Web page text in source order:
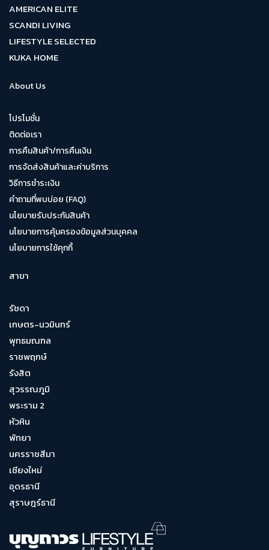
AMERICAN ELITE
SCANDI LIVING
LIFESTYLE SELECTED
KUKA HOME
About Us
โปรโมชั่น
ติดต่อเรา
การคืนสินค้า/การคืนเงิน
การจัดส่งสินค้าและค่าบริการ
วิธีการชำระเงิน
คำถามที่พบบ่อย (FAQ)
นโยบายรับประกันสินค้า
นโยบายการคุ้มครองข้อมูลส่วนบุคคล
นโยบายการใช้คุกกี้
สาขา
รัชดา
เกษตร-นวมินทร์
พุทธมณฑล
ราชพฤกษ์
รังสิต
สุวรรณภูมิ
พระราม 2
หัวหิน
พัทยา
นครราชสีมา
เชียงใหม่
อุดรธานี
สุราษฎร์ธานี